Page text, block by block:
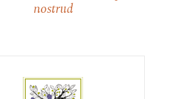
nostrud